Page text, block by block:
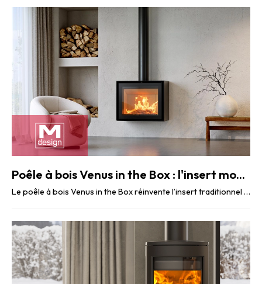
Poêle à bois Venus in the Box : l'insert moderne, facile à poser
Le poêle à bois Venus in the Box réinvente l’insert traditionnel en l’intégrant dans un ...